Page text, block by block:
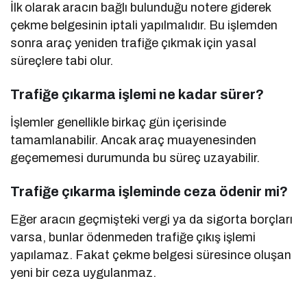
İlk olarak aracın bağlı bulunduğu notere giderek
çekme belgesinin iptali yapılmalıdır. Bu işlemden
sonra araç yeniden trafiğe çıkmak için yasal
süreçlere tabi olur.
Trafiğe çıkarma işlemi ne kadar sürer?
İşlemler genellikle birkaç gün içerisinde
tamamlanabilir. Ancak araç muayenesinden
geçememesi durumunda bu süreç uzayabilir.
Trafiğe çıkarma işleminde ceza ödenir mi?
Eğer aracın geçmişteki vergi ya da sigorta borçları
varsa, bunlar ödenmeden trafiğe çıkış işlemi
yapılamaz. Fakat çekme belgesi süresince oluşan
yeni bir ceza uygulanmaz.